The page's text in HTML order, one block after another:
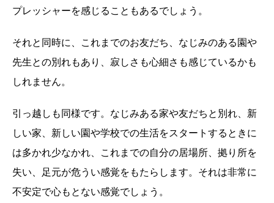
プレッシャーを感じることもあるでしょう。
それと同時に、これまでのお友だち、なじみのある園や
先生との別れもあり、寂しさも心細さも感じているかも
しれません。
引っ越しも同様です。なじみある家や友だちと別れ、新
しい家、新しい園や学校での生活をスタートするときに
は多かれ少なかれ、これまでの自分の居場所、拠り所を
失い、足元が危うい感覚をもたらします。それは非常に
不安定で心もとない感覚でしょう。